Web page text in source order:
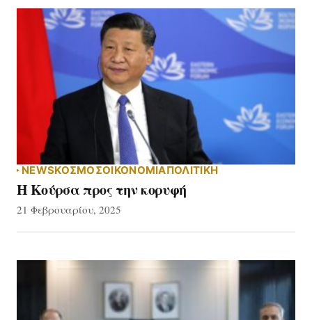
NEWSΚΟΣΜΟΣΟΙΚΟΝΟΜΙΑΠΟΛΙΤΙΚΗ
Η Κούρσα προς την κορυφή
21 Φεβρουαρίου, 2025